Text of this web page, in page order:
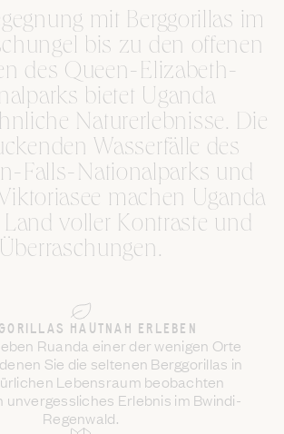
mit Berggorillas im
bis zu den offenen
des Queen-Elizabeth-
bietet Uganda
Naturerlebnisse. Die
Wasserfälle des
Falls-Nationalparks und
machen Uganda
voller Kontraste und
Überraschungen.
HAUTNAH ERLEBEN
Ruanda einer der wenigen Orte
Sie die seltenen Berggorillas in
Lebensraum beobachten
unvergessliches Erlebnis im Bwindi-
Regenwald.